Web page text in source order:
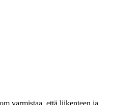
varmistaa, että liikenteen ja